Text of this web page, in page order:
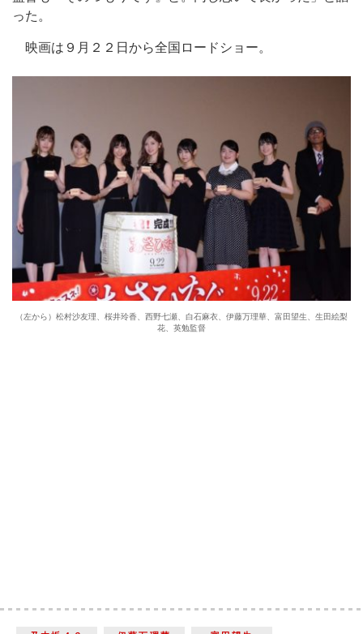
った。
映画は９月２２日から全国ロードショー。
（左から）松村沙友理、桜井玲香、西野七瀬、白石麻衣、伊藤万理華、富田望生、生田絵梨
花、英勉監督